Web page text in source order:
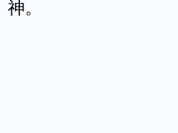
神。